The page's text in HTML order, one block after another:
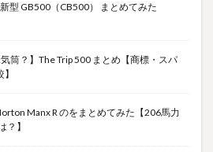
型 GB500（CB500） まとめてみた
筒？】The Trip 500 まとめ【商標・スパ
Manx R のをまとめてみた【206馬力
】